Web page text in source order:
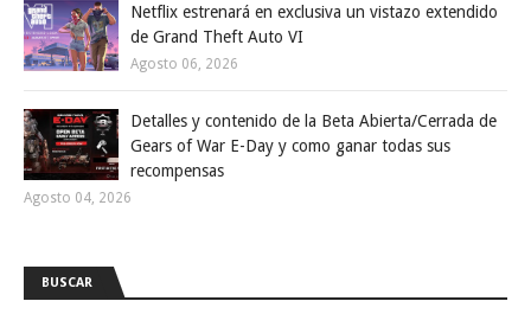
Netflix estrenará en exclusiva un vistazo extendido
de Grand Theft Auto VI
Agosto 06, 2026
Detalles y contenido de la Beta Abierta/Cerrada de
Gears of War E-Day y como ganar todas sus
recompensas
Agosto 04, 2026
BUSCAR